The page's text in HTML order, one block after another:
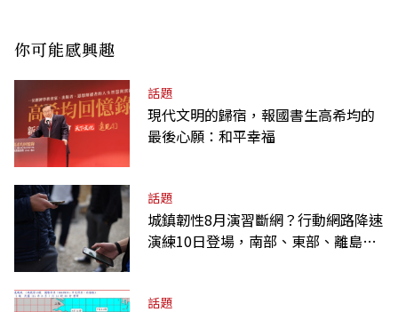
你可能感興趣
話題
現代文明的歸宿，報國書生高希均的
最後心願：和平幸福
話題
城鎮韌性8月演習斷網？行動網路降速
演練10日登場，南部、東部、離島為
話題